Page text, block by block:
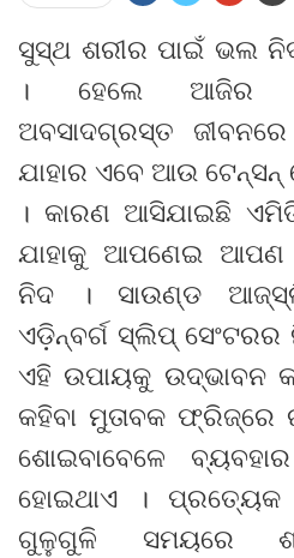
ସୁସ୍ଥ ଶରୀର ପାଇଁ ଭଲ
। ହେଲେ ଆଜିର
ଅବସାଦଗ୍ରସ୍ତ
ଯାହାର ଏବେ ଆଉ
। କାରଣ ଆସିଯାଇଛି
ଯାହାକୁ ଆପଣେଇ ଆପଣ
ନିଦ । ସାଉଣ୍ଡ
ଏଡ଼ିନ୍‌ବର୍ଗ ସ୍ଲିପ୍ ସେଂଟରର
ଏହି ଉପାୟକୁ ଉଦ୍ଭାବନ
କହିବା ମୁତାବକ ଫ୍ରିଜ୍‌ରେ
ଶୋଇବାବେଳେ
ହୋଇଥାଏ ।
ଗୁଳୁଗୁଳି ସମୟରେ